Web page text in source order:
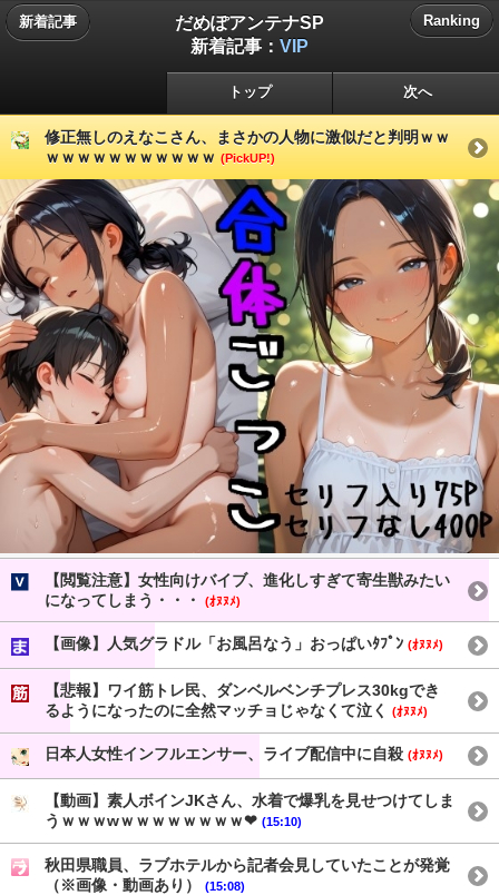
新着記事
だめぽアンテナSP
新着記事： VIP
Ranking
トップ 次へ
修正無しのえなこさん、まさかの人物に激似だと判明ｗｗ
ｗｗｗｗｗｗｗｗｗｗｗ (PickUP!)
【閲覧注意】女性向けバイブ、進化しすぎて寄生獣みたい
になってしまう・・・
(ｵﾇﾇﾒ)
【画像】人気グラドル「お風呂なう」おっぱいﾀﾌﾟﾝ (ｵﾇﾇﾒ)
【悲報】ワイ筋トレ民、ダンベルベンチプレス30kgでき
るようになったのに全然マッチョじゃなくて泣く
(ｵﾇﾇﾒ)
日本人女性インフルエンサー、ライブ配信中に自殺 (ｵﾇﾇﾒ)
【動画】素人ボインJKさん、水着で爆乳を見せつけてしま
うｗｗｗwｗｗｗｗｗｗｗｗ❤ (15:10)
秋田県職員、ラブホテルから記者会見していたことが発覚
（※画像・動画あり）
(15:08)